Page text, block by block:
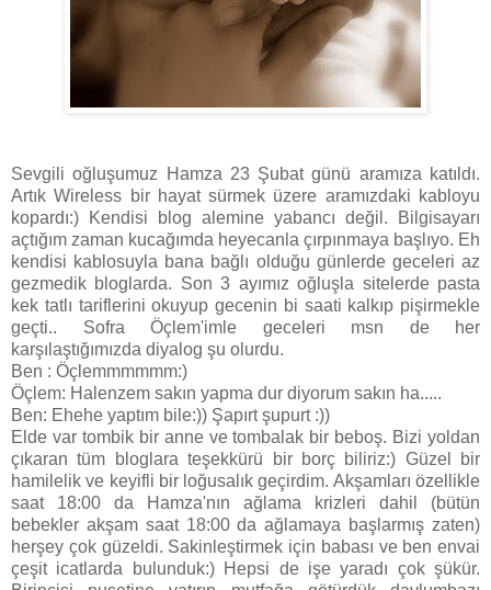
Sevgili oğluşumuz Hamza 23 Şubat günü aramıza katıldı.
Artık Wireless bir hayat sürmek üzere aramızdaki kabloyu
kopardı:) Kendisi blog alemine yabancı değil. Bilgisayarı
açtığım zaman kucağımda heyecanla çırpınmaya başlıyo. Eh
kendisi kablosuyla bana bağlı olduğu günlerde geceleri az
gezmedik bloglarda. Son 3 ayımız oğluşla sitelerde pasta
kek tatlı tariflerini okuyup gecenin bi saati kalkıp pişirmekle
geçti.. Sofra Öçlem'imle geceleri msn de her
karşılaştığımızda diyalog şu olurdu.
Ben : Öçlemmmmmm:)
Öçlem: Halenzem sakın yapma dur diyorum sakın ha.....
Ben: Ehehe yaptım bile:)) Şapırt şupurt :))
Elde var tombik bir anne ve tombalak bir beboş. Bizi yoldan
çıkaran tüm bloglara teşekkürü bir borç biliriz:) Güzel bir
hamilelik ve keyifli bir loğusalık geçirdim. Akşamları özellikle
saat 18:00 da Hamza'nın ağlama krizleri dahil (bütün
bebekler akşam saat 18:00 da ağlamaya başlarmış zaten)
herşey çok güzeldi. Sakinleştirmek için babası ve ben envai
çeşit icatlarda bulunduk:) Hepsi de işe yaradı çok şükür.